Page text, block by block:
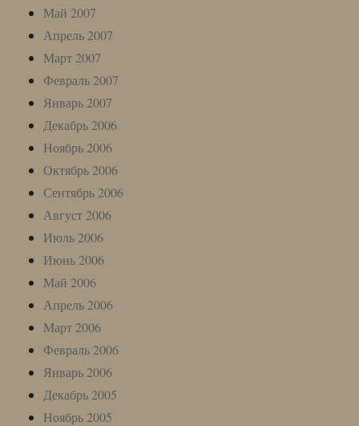
Май 2007
Апрель 2007
Март 2007
Февраль 2007
Январь 2007
Декабрь 2006
Ноябрь 2006
Октябрь 2006
Сентябрь 2006
Август 2006
Июль 2006
Июнь 2006
Май 2006
Апрель 2006
Март 2006
Февраль 2006
Январь 2006
Декабрь 2005
Ноябрь 2005